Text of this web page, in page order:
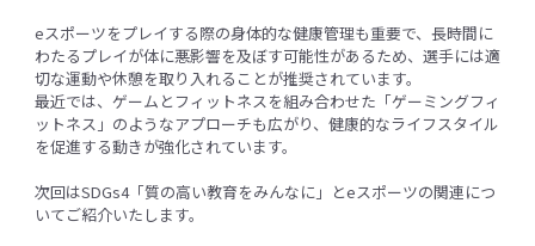
eスポーツをプレイする際の身体的な健康管理も重要で、長時間に
わたるプレイが体に悪影響を及ぼす可能性があるため、選手には適
切な運動や休憩を取り入れることが推奨されています。
最近では、ゲームとフィットネスを組み合わせた「ゲーミングフィ
ットネス」のようなアプローチも広がり、健康的なライフスタイル
を促進する動きが強化されています。
次回はSDGs4「質の高い教育をみんなに」とeスポーツの関連につ
いてご紹介いたします。